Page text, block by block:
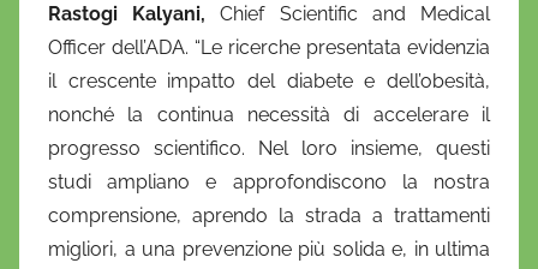
Rastogi Kalyani, Chief Scientific and Medical
Officer dell’ADA. “Le ricerche presentata evidenzia
il crescente impatto del diabete e dell’obesità,
nonché la continua necessità di accelerare il
progresso scientifico. Nel loro insieme, questi
studi ampliano e approfondiscono la nostra
comprensione, aprendo la strada a trattamenti
migliori, a una prevenzione più solida e, in ultima